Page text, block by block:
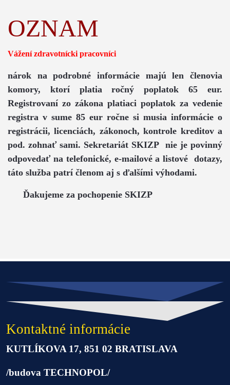
OZNAM
Vážení zdravotnícki pracovníci
nárok na podrobné informácie majú len členovia
komory, ktorí platia ročný poplatok 65 eur.
Registrovaní zo zákona platiaci poplatok za vedenie
registra v sume 85 eur ročne si musia informácie o
registrácii, licenciách, zákonoch, kontrole kreditov a
pod. zohnať sami. Sekretariát SKIZP nie je povinný
odpovedať na telefonické, e-mailové a listové dotazy,
táto služba patrí členom aj s ďalšími výhodami.
Ďakujeme za pochopenie SKIZP
Kontaktné informácie
KUTLÍKOVA 17, 851 02 BRATISLAVA
/budova TECHNOPOL/